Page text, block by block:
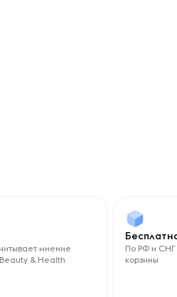
мнение
& Health
По РФ и СНГ
корзины